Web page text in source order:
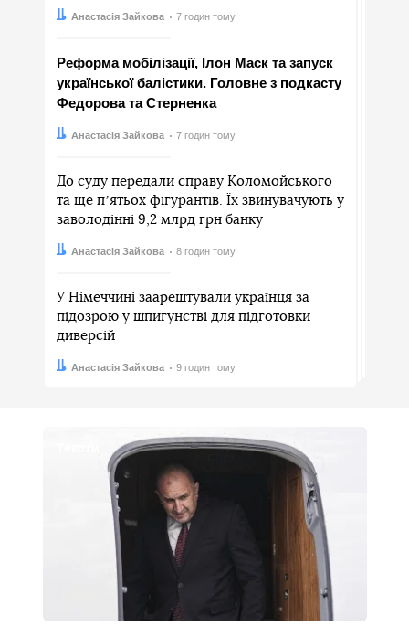
Автор:Анастасія Зайкова
Дата: 7 годин тому
Реформа мобілізації, Ілон Маск та запуск
української балістики. Головне з подкасту
Федорова та Стерненка
Автор:Анастасія Зайкова
Дата: 7 годин тому
До суду передали справу Коломойського
та ще пʼятьох фігурантів. Їх звинувачують у
заволодінні 9,2 млрд грн банку
Автор:Анастасія Зайкова
Дата: 8 годин тому
У Німеччині заарештували українця за
підозрою у шпигунстві для підготовки
диверсій
Автор:Анастасія Зайкова
Дата: 9 годин тому